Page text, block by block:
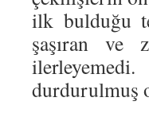
ilk bulduğu
şaşıran ve
durdurulmuş